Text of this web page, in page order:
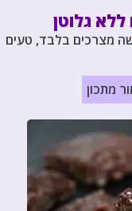
גלוטן
מצרכים בלבד, טעים
מתכון